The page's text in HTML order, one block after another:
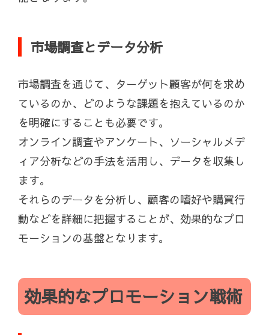
市場調査とデータ分析
市場調査を通じて、ターゲット顧客が何を求め
ているのか、どのような課題を抱えているのか
を明確にすることも必要です。
オンライン調査やアンケート、ソーシャルメデ
ィア分析などの手法を活用し、データを収集し
ます。
それらのデータを分析し、顧客の嗜好や購買行
動などを詳細に把握することが、効果的なプロ
モーションの基盤となります。
効果的なプロモーション戦術